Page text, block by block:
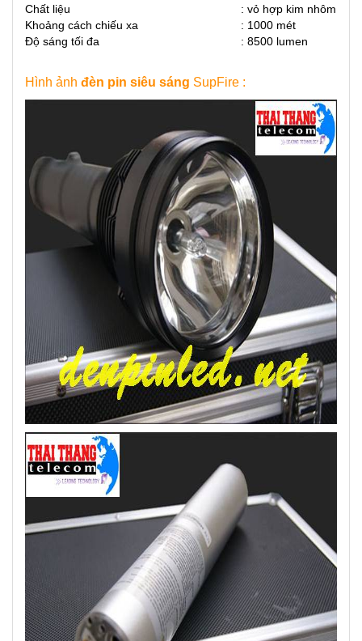
Chất liệu
: vỏ hợp kim nhôm
Khoảng cách chiếu xa
: 1000 mét
Độ sáng tối đa
: 8500 lumen
Hình ảnh đèn pin siêu sáng SupFire :